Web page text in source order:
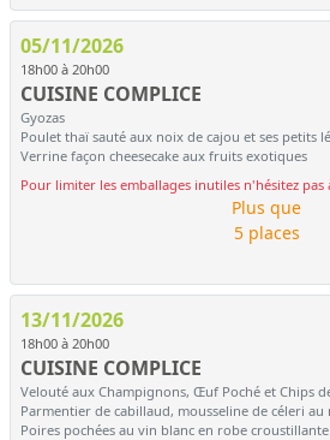
05/11/2026
18h00 à 20h00
CUISINE COMPLICE
Gyozas
Poulet thaï sauté aux noix de cajou et ses petits
Verrine façon cheesecake aux fruits exotiques
Pour limiter les emballages inutiles n'hésitez pas
Plus que
5 places
13/11/2026
18h00 à 20h00
CUISINE COMPLICE
Velouté aux Champignons, Œuf Poché et Chips
Parmentier de cabillaud, mousseline de céleri au
Poires pochées au vin blanc en robe croustillante